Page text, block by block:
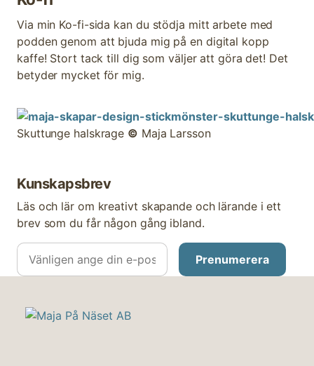
Via min Ko-fi-sida kan du stödja mitt arbete med
podden genom att bjuda mig på en digital kopp
kaffe! Stort tack till dig som väljer att göra det! Det
betyder mycket för mig.
Skuttunge halskrage © Maja Larsson
Kunskapsbrev
Läs och lär om kreativt skapande och lärande i ett
brev som du får någon gång ibland.
E-
postadress